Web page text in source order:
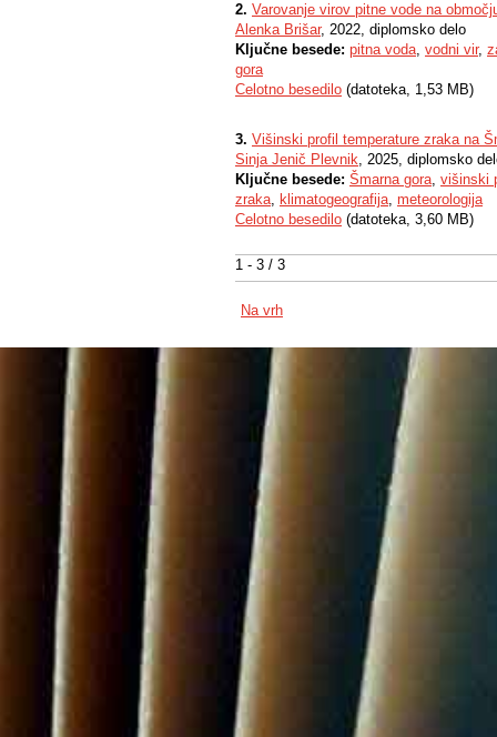
1 - 3 / 3
2. Varovanje virov pitne vode na
Alenka Brišar, 2022, diplomsko delo
Ključne besede: pitna voda, vodni vir,
gora
Celotno besedilo (datoteka, 1,53 MB)
3. Višinski profil temperature zraka na
Sinja Jenič Plevnik, 2025, diplomsko
Ključne besede: Šmarna gora, višinski
zraka, klimatogeografija, meteorologija
Celotno besedilo (datoteka, 3,60 MB)
Na vrh